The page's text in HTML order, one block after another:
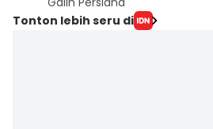
Tonton lebih seru di